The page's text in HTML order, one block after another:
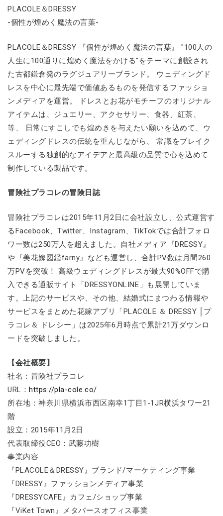
PLACOLE＆DRESSY
-個性が煌めく魔法の言葉-
PLACOLE＆DRESSY 『個性が煌めく魔法の言葉』 "100人の
人生に100通りに煌めく魔法をかける"をテーマに創設され
た古都鎌倉発のラグジュアリーブランド。 ウェディングド
レスを中心に最先端で価値あるものを発信するファッショ
ンメディアを運営。 ドレスとお花がモチーフのオリジナル
アイテムは、ジュエリー、アクセサリー、食器、紅茶、
等、 日常にすこしでも煌めきを与えたい願いを込めて、ウ
ェディングドレスの伝統を重んじながら、 常識をブレイク
スルーする独創的なアイデアと最高級の品質で心を込めて
制作している製品です。
冒険社プラコレの冒険日誌
冒険社プラコレは2015年11月2日に会社設立し、公式運営す
るFacebook、Twitter、Instagram、TikTokでは合計フォロ
ワー数は250万人を超えました。自社メディア『DRESSY』
や『美花嫁図鑑farny』なども運営し、合計PV数は月間260
万PVを突破！ 高級ウェディングドレスが最大90%OFFで購
入できる通販サイト「DRESSYONLINE」も展開していま
す。上記のサービスや、その他、結婚式にまつわる情報や
サービスをまとめた花嫁アプリ「PLACOLE ＆ DRESSY │プ
ラコレ＆ ドレシー」は2025年6月時点で累計21万ダウンロ
ードを突破しました。
【会社概要】
社名：冒険社プラコレ
URL：https://pla-cole.co/
所在地：神奈川県横浜市西区南幸1丁目1-1JR横浜タワー21
階
設立：2015年11月2日
代表取締役CEO：武藤功樹
事業内容
『PLACOLE＆DRESSY』ブランド/マーケティング事業
『DRESSY』ファッションメディア事業
『DRESSYCAFE』カフェ/ショップ事業
『ViKet Town』メタバースオフィス事業